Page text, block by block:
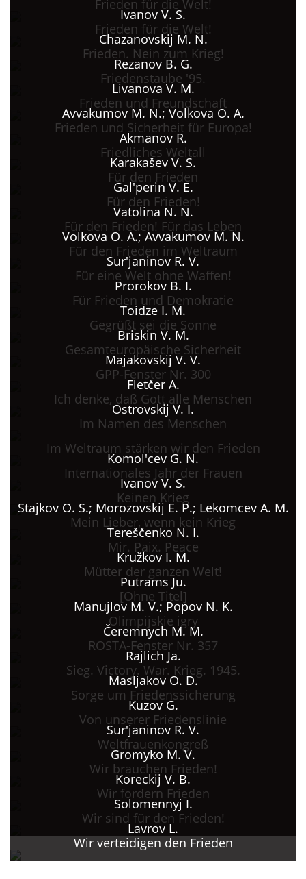
Frieden für die Welt!
Ivanov V. S.
Frieden für die Welt!
Chazanovskij M. N.
Frieden. Nein zum Krieg!
Rezanov B. G.
Friedenstaube '95.
Livanova V. M.
Frieden und Freundschaft
Avvakumov M. N.; Volkova O. A.
Frieden und Sicherheit für Europa!
Akmanov R.
Friedliches Weltall
Karakašev V. S.
Für den Frieden
Gal'perin V. E.
Für den Frieden!
Vatolina N. N.
Für den Frieden! Für das Leben
Volkova O. A.; Avvakumov M. N.
Für den Frieden im Weltraum
Sur'janinov R. V.
Für eine Welt ohne Waffen!
Prorokov B. I.
Für Frieden und Demokratie
Toidze I. M.
Gegrüßt sei die Sonne
Briskin V. M.
Gesamteuropäische Sicherheit
Majakovskij V. V.
GPP-Fenster Nr. 300
Fletčer A.
Ich denke, daß Gott alle Menschen
Ostrovskij V. I.
Im Namen des Menschen
Im Weltraum stärken wir den Frieden
Komol'cev G. N.
Internationales Jahr der Frauen
Ivanov V. S.
Keinen Krieg
Stajkov O. S.; Morozovskij E. P.; Lekomcev A. M.
Mein Lieber, wenn kein Krieg
Tereščenko N. I.
Mir. Paix. Peace
Kružkov I. M.
Mütter der ganzen Welt!
Putrams Ju.
[Ohne Titel]
Manujlov M. V.; Popov N. K.
Olimpijskie igry
Čeremnych M. M.
ROSTA-Fenster Nr. 357
Rajlich Ja.
Sieg. Victory. War. Krieg. 1945.
Masljakov O. D.
Sorge um Friedenssicherung
Kuzov G.
Von unserer Friedenslinie
Sur'janinov R. V.
Weltfrauenkongreß
Gromyko M. V.
Wir brauchen Frieden!
Koreckij V. B.
Wir fordern Frieden
Solomennyj I.
Wir sind für den Frieden!
Lavrov L.
Wir verteidigen den Frieden